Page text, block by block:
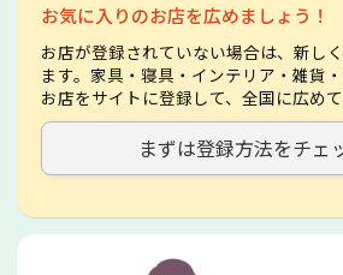
お気に入りのお店を広めましょう！
お店が登録されていない場合は、新し
ます。家具・寝具・インテリア・雑貨・
お店をサイトに登録して、全国に広めて
まずは登録方法をチェ